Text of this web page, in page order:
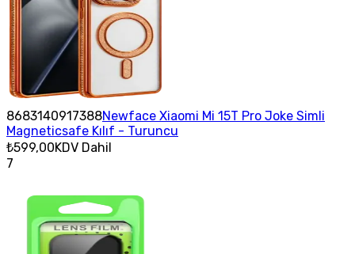
8683140917388Newface Xiaomi Mi 15T Pro Joke Simli
Magneticsafe Kılıf - Turuncu
₺599,00KDV Dahil
7